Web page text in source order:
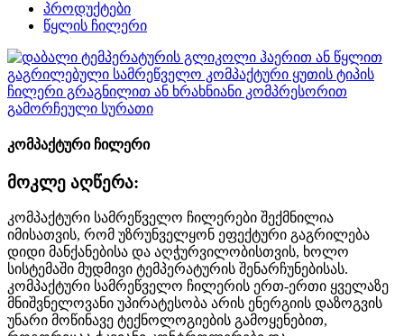
პროდუქტები
წყლის ჩილერი
კომპაქტური ჩილერი
მოკლე აღწერა:
კომპაქტური სამრეწველო ჩილერები შექმნილია
იმისათვის, რომ უზრუნველყონ ეფექტური გაგრილება
დიდი მანქანებისა და აღჭურვილობისთვის, ხოლო
სისტემაში მუდმივი ტემპერატურის შენარჩუნებისას.
კომპაქტური სამრეწველო ჩილერის ერთ-ერთი ყველაზე
მნიშვნელოვანი უპირატესობა არის ენერგიის დაზოგვის
უნარი მოწინავე ტექნოლოგიების გამოყენებით,